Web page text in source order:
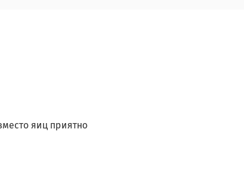
яиц приятно